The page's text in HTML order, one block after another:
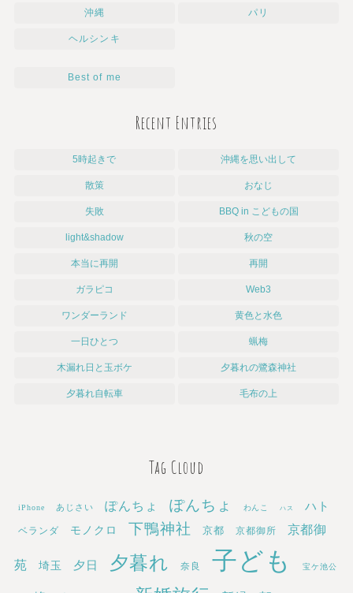
沖縄 パリ
ヘルシンキ
Best of me
Recent Entries
5時起きで 沖縄を思い出して
散策 おなじ
失敗 BBQ in こどもの国
light&shadow 秋の空
本当に再開 再開
ガラピコ Web3
ワンダーランド 黄色と水色
一日ひとつ 蝋梅
木漏れ日と玉ボケ 夕暮れの鷺森神社
夕暮れ自転車 毛布の上
Tag Cloud
iPhone あじさい ぽんちょ ぽんちょ わんこ ハス ハト
ベランダ モノクロ 下鴨神社 京都 京都御所 京都御
苑 埼玉 夕日 夕暮れ 奈良 子ども 宝ケ池公